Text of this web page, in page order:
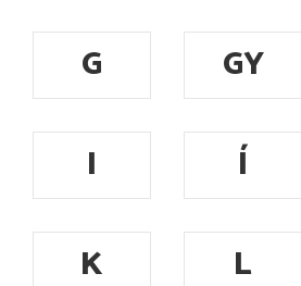
G
GY
I
Í
K
L